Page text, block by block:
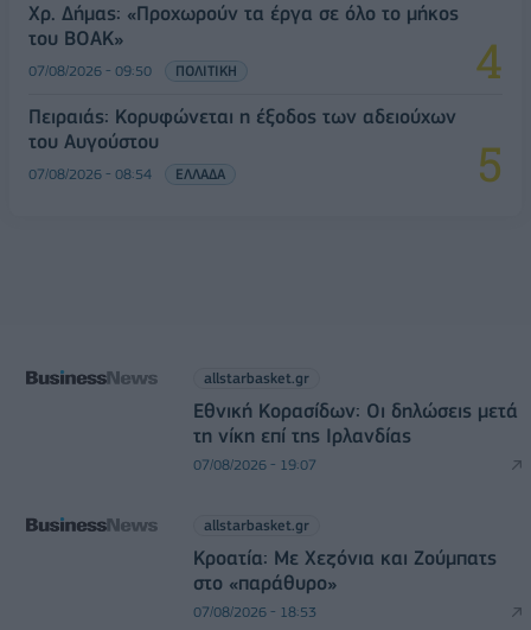
Χρ. Δήμας: «Προχωρούν τα έργα σε όλο το μήκος
του ΒΟΑΚ»
07/08/2026 - 09:50 ΠΟΛΙΤΙΚΗ
Πειραιάς: Κορυφώνεται η έξοδος των αδειούχων
του Αυγούστου
07/08/2026 - 08:54 ΕΛΛΑΔΑ
allstarbasket.gr
Εθνική Κορασίδων: Οι δηλώσεις μετά
τη νίκη επί της Ιρλανδίας
07/08/2026 - 19:07
allstarbasket.gr
Κροατία: Με Χεζόνια και Ζούμπατς
στο «παράθυρο»
07/08/2026 - 18:53